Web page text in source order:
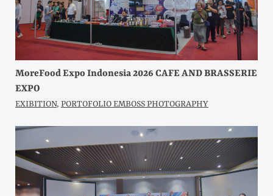
MoreFood Expo Indonesia 2026 CAFE AND BRASSERIE
EXPO
EXIBITION, PORTOFOLIO EMBOSS PHOTOGRAPHY